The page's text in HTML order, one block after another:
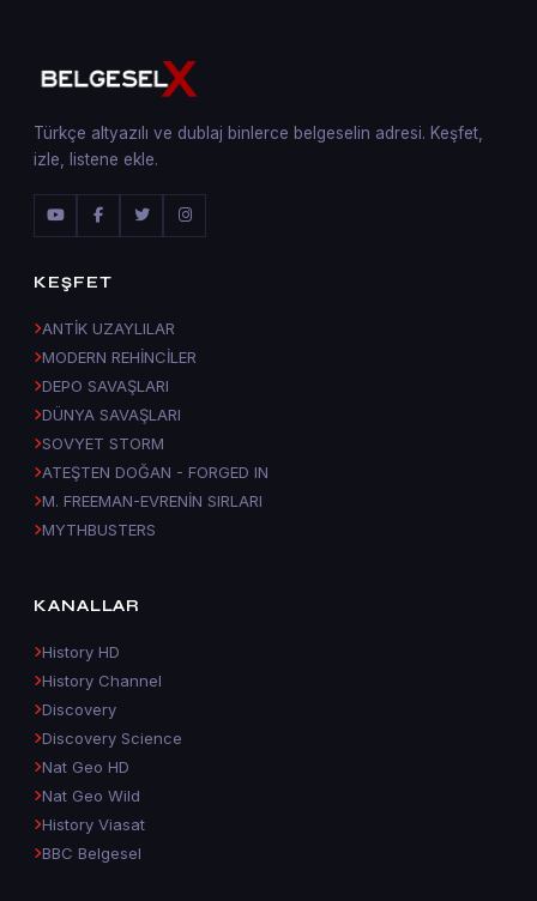
Türkçe altyazılı ve dublaj binlerce belgeselin adresi. Keşfet,
izle, listene ekle.
KEŞFET
ANTİK UZAYLILAR
MODERN REHİNCİLER
DEPO SAVAŞLARI
DÜNYA SAVAŞLARI
SOVYET STORM
ATEŞTEN DOĞAN - FORGED IN
M. FREEMAN-EVRENİN SIRLARI
MYTHBUSTERS
KANALLAR
History HD
History Channel
Discovery
Discovery Science
Nat Geo HD
Nat Geo Wild
History Viasat
BBC Belgesel